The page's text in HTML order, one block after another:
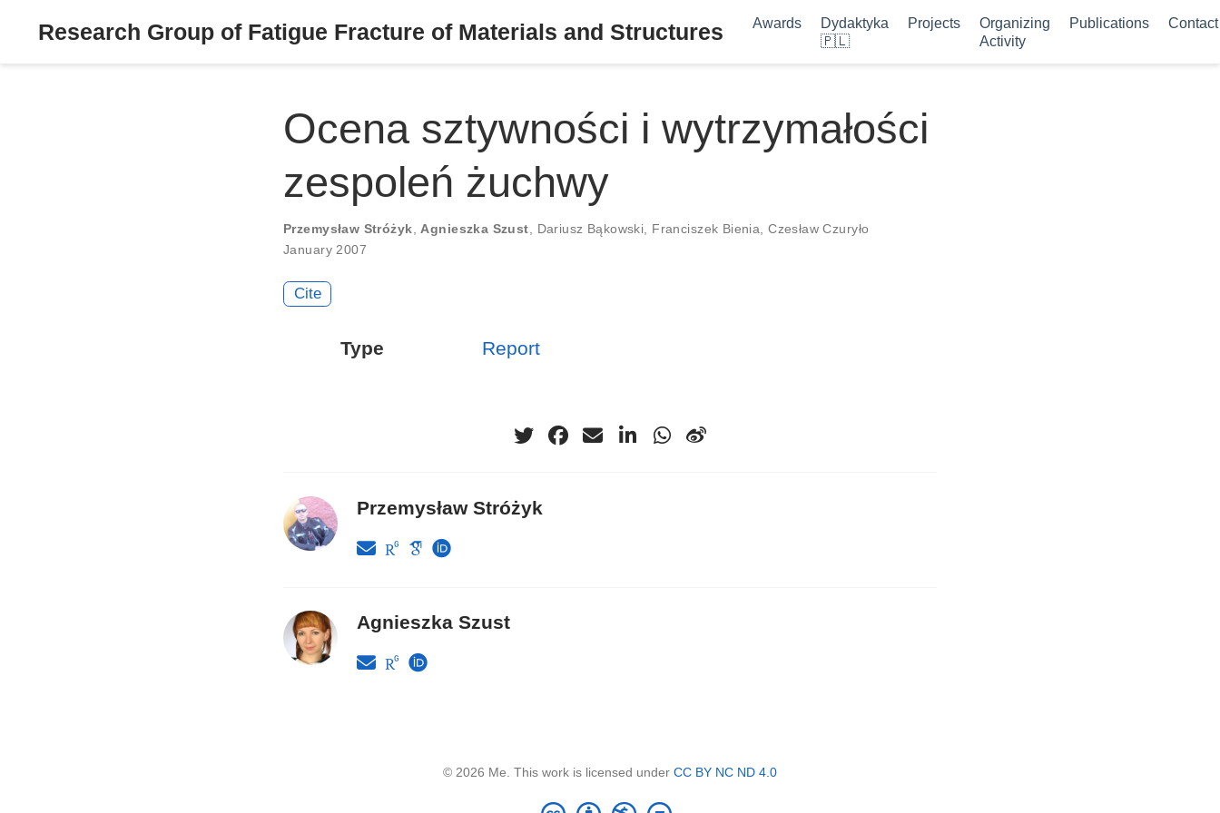
Research Group of Fatigue Fracture of Materials and Structures Awards
Dydaktyka
🇵🇱
Projects
Organizing
Activity
Publications Contact
Ocena sztywności i wytrzymałości
zespoleń żuchwy
Przemysław Stróżyk Agnieszka Szust Dariusz Bąkowski Franciszek Bienia ,Czesław Czuryło
January 2007
Cite
Type Report
Przemysław Stróżyk
Agnieszka Szust
© 2026 Me. This work is licensed under CC BY NC ND 4.0